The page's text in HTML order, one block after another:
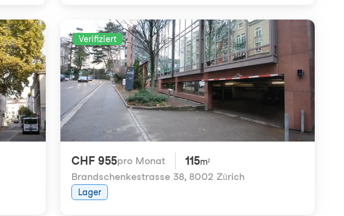
Verifiziert
CHF 955pro Monat 115m²
Brandschenkestrasse 38, 8002 Zürich
Lager